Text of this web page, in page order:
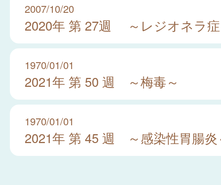
2007/10/20
2020年 第 27週 ～レジオネラ
1970/01/01
2021年 第 50 週 ～梅毒～
1970/01/01
2021年 第 45 週 ～感染性胃腸炎